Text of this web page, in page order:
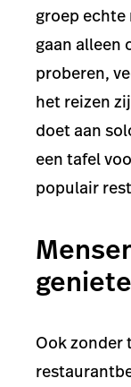
groep echte
gaan alleen
proberen,
het reizen
doet aan
een tafel
populair
Ook zonder